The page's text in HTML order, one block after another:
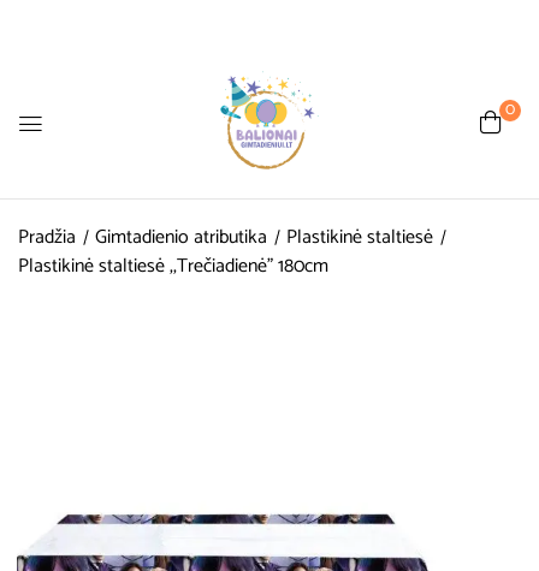
0
Pradžia Gimtadienio atributika
Plastikinė staltiesė
Plastikinė staltiesė ,,Trečiadienė” 180cm